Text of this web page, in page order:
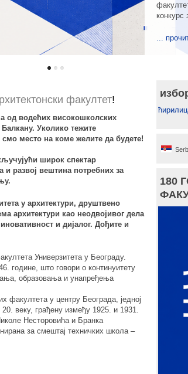
180
180
1 2 3
факултет!
од водећих високошколских
Уколико тежите
место на коме желите да будете!
широк спектар
и развој вештина потребних за
у архитектури, друштвено
архитектури као неодвојивог дела
и дијалог. Дођите и
Универзитета у Београду.
године, што говори о континуитету
образовања и унапређења
факултета у центру Београда, једној
веку, грађену између 1925. и 1931.
Несторовића и Бранка
за смештај техничких школа –
180